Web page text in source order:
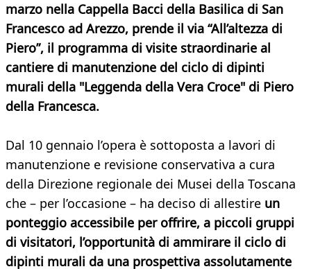
marzo nella Cappella Bacci della Basilica di San
Francesco ad Arezzo, prende il via “All’altezza di
Piero”, il programma di visite straordinarie al
cantiere di manutenzione del ciclo di dipinti
murali della "Leggenda della Vera Croce" di Piero
della Francesca.
Dal 10 gennaio l’opera è sottoposta a lavori di
manutenzione e revisione conservativa a cura
della Direzione regionale dei Musei della Toscana
che – per l’occasione – ha deciso di allestire un
ponteggio accessibile per offrire, a piccoli gruppi
di visitatori, l’opportunità di ammirare il ciclo di
dipinti murali da una prospettiva assolutamente